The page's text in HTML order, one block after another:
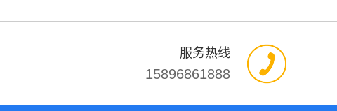
服务热线
15896861888